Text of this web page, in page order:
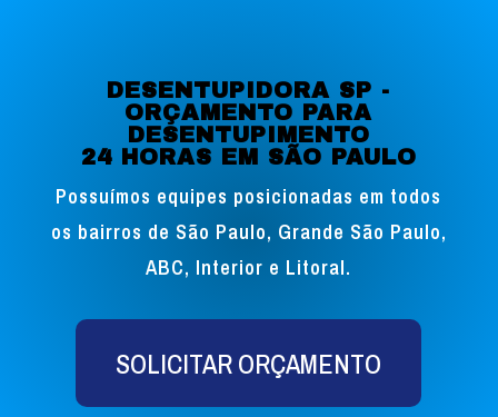
DESENTUPIDORA SP -
ORÇAMENTO PARA
DESENTUPIMENTO
24 HORAS EM SÃO PAULO
Possuímos equipes posicionadas em todos
os bairros de São Paulo, Grande São Paulo,
ABC, Interior e Litoral.
SOLICITAR ORÇAMENTO